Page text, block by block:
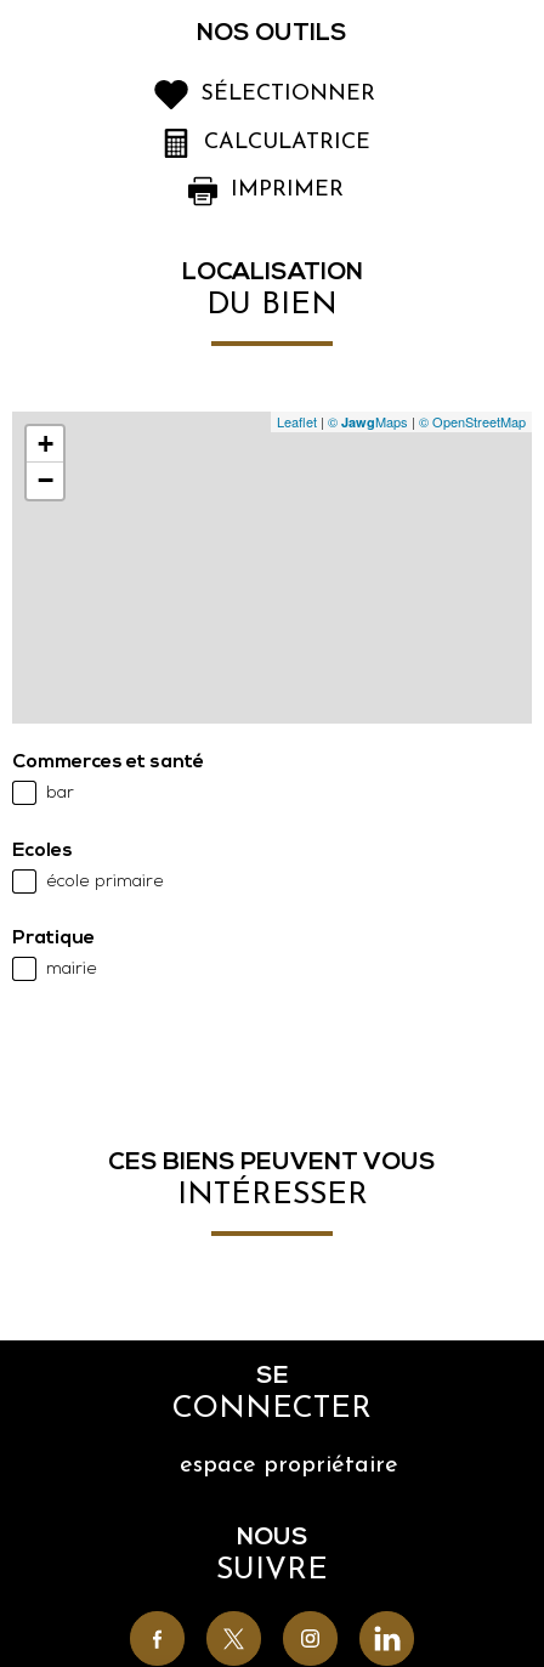
NOS OUTILS
SÉLECTIONNER
CALCULATRICE
IMPRIMER
LOCALISATION
DU BIEN
+
−
Leaflet | © JawgMaps | © OpenStreetMap
Commerces et santé
bar
Ecoles
école primaire
Pratique
mairie
CES BIENS PEUVENT VOUS
INTÉRESSER
SE
CONNECTER
espace propriétaire
NOUS
SUIVRE